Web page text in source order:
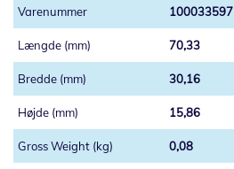
100033597
70,33
30,16
15,86
0,08